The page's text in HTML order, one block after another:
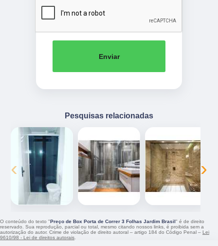
Enviar
Pesquisas relacionadas
‹ ›
O conteúdo do texto "Preço de Box Porta de Correr 3 Folhas Jardim Brasil" é de direito
reservado. Sua reprodução, parcial ou total, mesmo citando nossos links, é proibida sem a
autorização do autor. Crime de violação de direito autoral – artigo 184 do Código Penal – Lei
9610/98 - Lei de direitos autorais